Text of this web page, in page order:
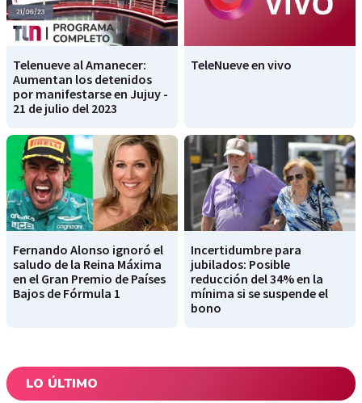
Telenueve al Amanecer:
Aumentan los detenidos
por manifestarse en Jujuy -
21 de julio del 2023
TeleNueve en vivo
Fernando Alonso ignoró el
saludo de la Reina Máxima
en el Gran Premio de Países
Bajos de Fórmula 1
Incertidumbre para
jubilados: Posible
reducción del 34% en la
mínima si se suspende el
bono
LO ÚLTIMO